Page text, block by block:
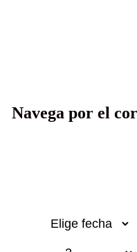
Navega por el